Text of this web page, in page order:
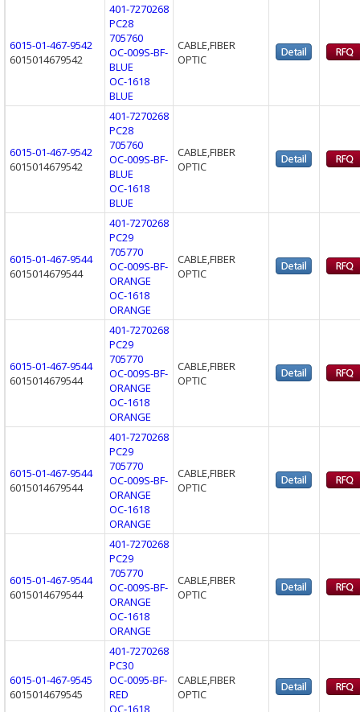
6015-01-467-9542
6015014679542
401-7270268
PC28
705760
OC-009S-BF-
BLUE
OC-1618
BLUE
CABLE,FIBER
OPTIC
6015-01-467-9542
6015014679542
401-7270268
PC28
705760
OC-009S-BF-
BLUE
OC-1618
BLUE
CABLE,FIBER
OPTIC
6015-01-467-9544
6015014679544
401-7270268
PC29
705770
OC-009S-BF-
ORANGE
OC-1618
ORANGE
CABLE,FIBER
OPTIC
6015-01-467-9544
6015014679544
401-7270268
PC29
705770
OC-009S-BF-
ORANGE
OC-1618
ORANGE
CABLE,FIBER
OPTIC
6015-01-467-9544
6015014679544
401-7270268
PC29
705770
OC-009S-BF-
ORANGE
OC-1618
ORANGE
CABLE,FIBER
OPTIC
6015-01-467-9544
6015014679544
401-7270268
PC29
705770
OC-009S-BF-
ORANGE
OC-1618
ORANGE
CABLE,FIBER
OPTIC
6015-01-467-9545
6015014679545
401-7270268
PC30
OC-0095-BF-
RED
OC-1618
CABLE,FIBER
OPTIC